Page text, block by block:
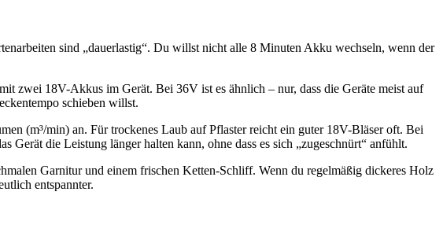
sind „dauerlastig“. Du willst nicht alle 8 Minuten Akku wechseln, wenn der
zwei 18V-Akkus im Gerät. Bei 36V ist es ähnlich – nur, dass die Geräte meist auf
schieben willst.
(m³/min) an. Für trockenes Laub auf Pflaster reicht ein guter 18V-Bläser oft. Bei
die Leistung länger halten kann, ohne dass es sich „zugeschnürt“ anfühlt.
Garnitur und einem frischen Ketten-Schliff. Wenn du regelmäßig dickeres Holz
entspannter.